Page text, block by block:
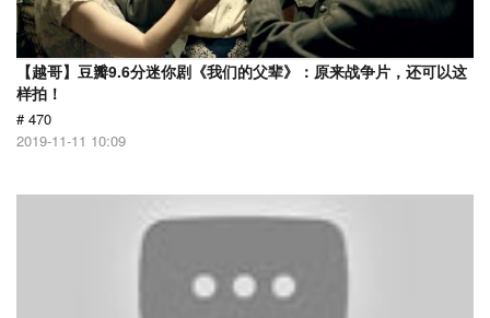
【越哥】豆瓣9.6分迷你剧《我们的父辈》：原来战争片，还可以这
样拍！
# 470
2019-11-11 10:09